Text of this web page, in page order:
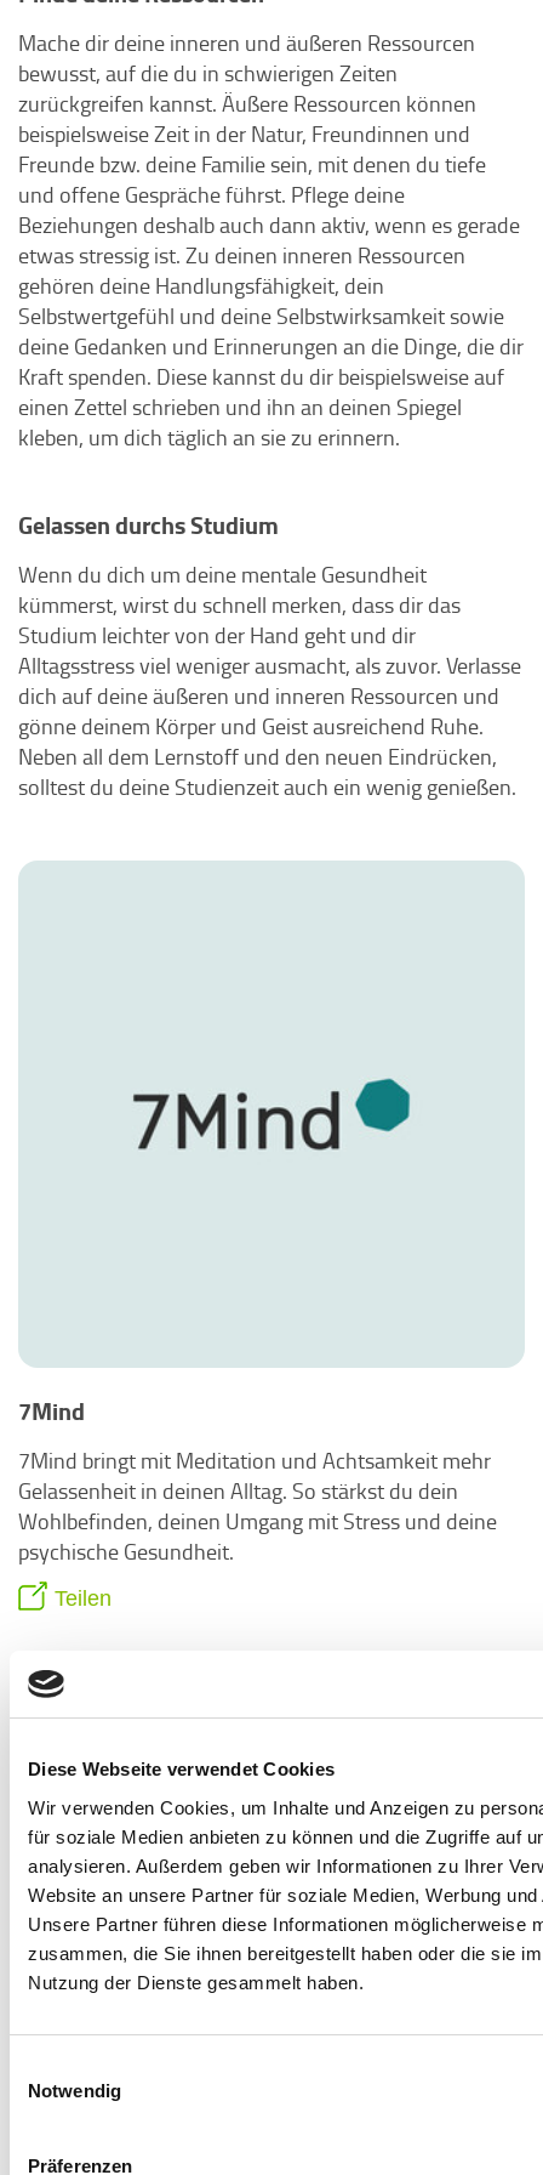
Diese Webseite verwendet Cookies
Wir verwenden Cookies, um Inhalte und Anzeigen zu
für soziale Medien anbieten zu können und die Zugriffe auf
analysieren. Außerdem geben wir Informationen zu Ihrer
Website an unsere Partner für soziale Medien, Werbung
Unsere Partner führen diese Informationen möglicherweise
zusammen, die Sie ihnen bereitgestellt haben oder die sie
Nutzung der Dienste gesammelt haben.
Notwendig
Präferenzen
Mache dir deine inneren und äußeren Ressourcen
bewusst, auf die du in schwierigen Zeiten
zurückgreifen kannst. Äußere Ressourcen können
beispielsweise Zeit in der Natur, Freundinnen und
Freunde bzw. deine Familie sein, mit denen du tiefe
und offene Gespräche führst. Pflege deine
Beziehungen deshalb auch dann aktiv, wenn es gerade
etwas stressig ist. Zu deinen inneren Ressourcen
gehören deine Handlungsfähigkeit, dein
Selbstwertgefühl und deine Selbstwirksamkeit sowie
deine Gedanken und Erinnerungen an die Dinge, die dir
Kraft spenden. Diese kannst du dir beispielsweise auf
einen Zettel schrieben und ihn an deinen Spiegel
kleben, um dich täglich an sie zu erinnern.
Gelassen durchs Studium
Wenn du dich um deine mentale Gesundheit
kümmerst, wirst du schnell merken, dass dir das
Studium leichter von der Hand geht und dir
Alltagsstress viel weniger ausmacht, als zuvor. Verlasse
dich auf deine äußeren und inneren Ressourcen und
gönne deinem Körper und Geist ausreichend Ruhe.
Neben all dem Lernstoff und den neuen Eindrücken,
solltest du deine Studienzeit auch ein wenig genießen.
7Mind
7Mind bringt mit Meditation und Achtsamkeit mehr
Gelassenheit in deinen Alltag. So stärkst du dein
Wohlbefinden, deinen Umgang mit Stress und deine
psychische Gesundheit.
Teilen
Vgl. Kohls, Elisabeth; Guenthner, Lukas; Baldofski,
Sabrina; Brock, Tanja; Schuhr, Jan & Rummel-Kluge,
Christine (2023): "Two years COVID-19 pandemic:
Development of university students' mental health
2020–2022". In: Frontiers in Psychiatry, Vol 14
unter:https://www.frontiersin.org/articles/10.3389/
https://www.deutsche-
depressionshilfe.de/wissen/depression-in-